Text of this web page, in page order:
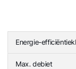
Energie-
Max. debiet